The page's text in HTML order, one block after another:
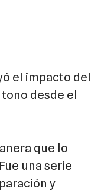
el impacto del
desde el
que lo
una serie
y